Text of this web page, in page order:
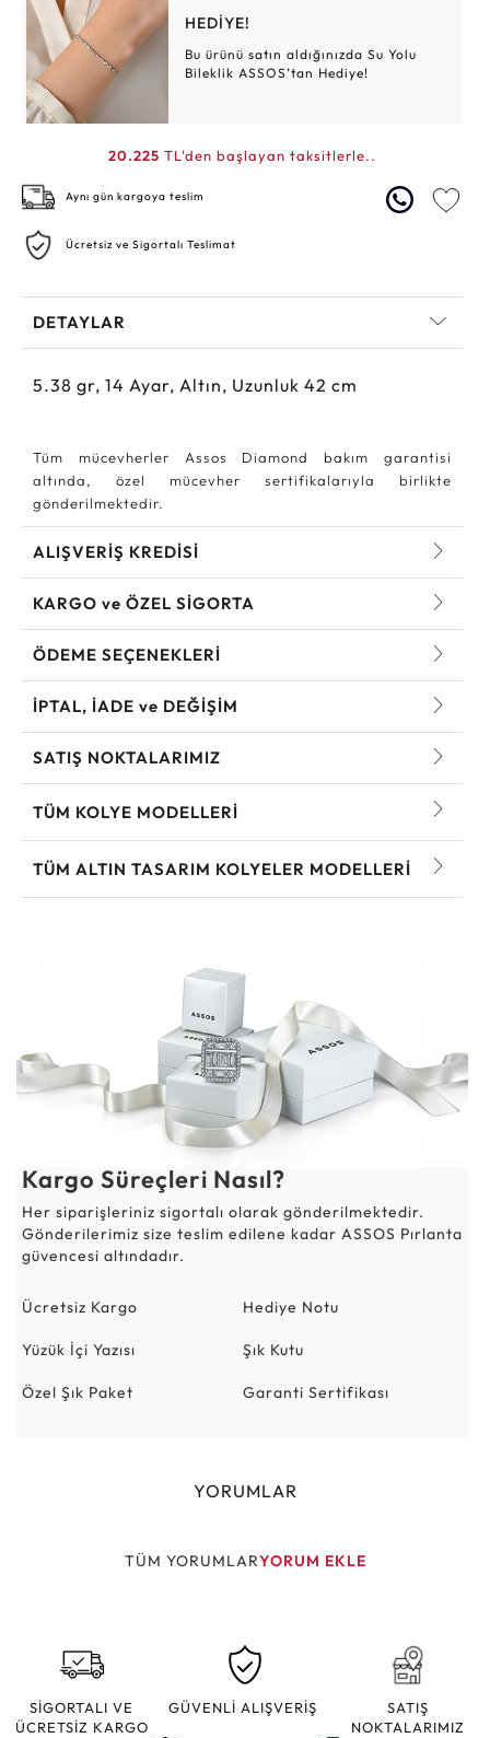
HEDİYE!
Bu ürünü satın aldığınızda Su Yolu
Bileklik ASSOS’tan Hediye!
20.225 TL'den başlayan taksitlerle..
Aynı gün kargoya teslim
Ücretsiz ve Sigortalı Teslimat
DETAYLAR
5.38 gr, 14 Ayar, Altın, Uzunluk 42 cm
Tüm mücevherler Assos Diamond bakım garantisi
altında, özel mücevher sertifikalarıyla birlikte
gönderilmektedir.
ALIŞVERİŞ KREDİSİ
KARGO ve ÖZEL SİGORTA
ÖDEME SEÇENEKLERİ
İPTAL, İADE ve DEĞİŞİM
SATIŞ NOKTALARIMIZ
TÜM KOLYE MODELLERI
TÜM ALTIN TASARIM KOLYELER MODELLERI
Kargo Süreçleri Nasıl?
Her siparişleriniz sigortalı olarak gönderilmektedir.
Gönderilerimiz size teslim edilene kadar ASSOS Pırlanta
güvencesi altındadır.
Ücretsiz Kargo Hediye Notu
Yüzük İçi Yazısı Şık Kutu
Özel Şık Paket Garanti Sertifikası
YORUMLAR
TÜM YORUMLARYORUM EKLE
SİGORTALI VE
ÜCRETSİZ KARGO
GÜVENLİ ALIŞVERİŞ
SATIŞ
NOKTALARIMIZ